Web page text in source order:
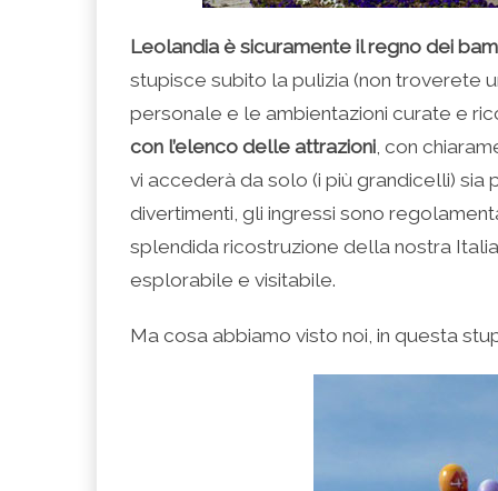
Leolandia è sicuramente il regno dei
stupisce subito la pulizia (non troverete
personale e le ambientazioni curate e
con l’elenco delle attrazioni , con
vi accederà da solo (i più grandicelli) sia
divertimenti, gli ingressi sono
splendida ricostruzione della nostra
esplorabile e visitabile.
Ma cosa abbiamo visto noi, in questa